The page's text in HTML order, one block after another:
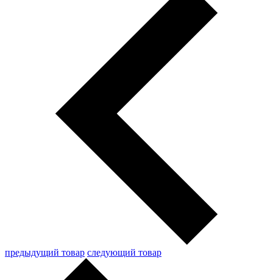
предыдущий товар следующий товар